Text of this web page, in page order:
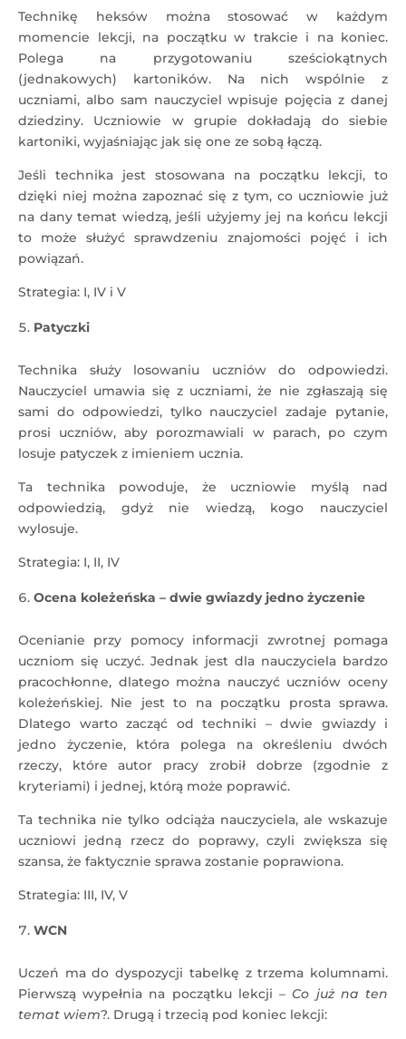
Technikę heksów można stosować w każdym
momencie lekcji, na początku w trakcie i na koniec.
Polega na przygotowaniu sześciokątnych
(jednakowych) kartoników. Na nich wspólnie z
uczniami, albo sam nauczyciel wpisuje pojęcia z danej
dziedziny. Uczniowie w grupie dokładają do siebie
kartoniki, wyjaśniając jak się one ze sobą łączą.
Jeśli technika jest stosowana na początku lekcji, to
dzięki niej można zapoznać się z tym, co uczniowie już
na dany temat wiedzą, jeśli użyjemy jej na końcu lekcji
to może służyć sprawdzeniu znajomości pojęć i ich
powiązań.
Strategia: I, IV i V
Patyczki
Technika służy losowaniu uczniów do odpowiedzi.
Nauczyciel umawia się z uczniami, że nie zgłaszają się
sami do odpowiedzi, tylko nauczyciel zadaje pytanie,
prosi uczniów, aby porozmawiali w parach, po czym
losuje patyczek z imieniem ucznia.
Ta technika powoduje, że uczniowie myślą nad
odpowiedzią, gdyż nie wiedzą, kogo nauczyciel
wylosuje.
Strategia: I, II, IV
Ocena koleżeńska – dwie gwiazdy jedno życzenie
Ocenianie przy pomocy informacji zwrotnej pomaga
uczniom się uczyć. Jednak jest dla nauczyciela bardzo
pracochłonne, dlatego można nauczyć uczniów oceny
koleżeńskiej. Nie jest to na początku prosta sprawa.
Dlatego warto zacząć od techniki – dwie gwiazdy i
jedno życzenie, która polega na określeniu dwóch
rzeczy, które autor pracy zrobił dobrze (zgodnie z
kryteriami) i jednej, którą może poprawić.
Ta technika nie tylko odciąża nauczyciela, ale wskazuje
uczniowi jedną rzecz do poprawy, czyli zwiększa się
szansa, że faktycznie sprawa zostanie poprawiona.
Strategia: III, IV, V
WCN
Uczeń ma do dyspozycji tabelkę z trzema kolumnami.
Pierwszą wypełnia na początku lekcji – Co już na ten
temat wiem?. Drugą i trzecią pod koniec lekcji: